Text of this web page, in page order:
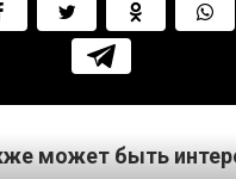
может быть